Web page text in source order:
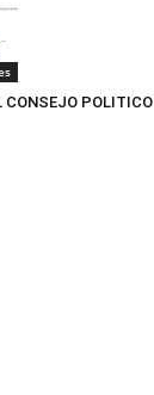
CONSEJO POLITICO